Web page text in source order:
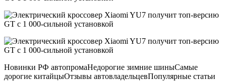
Новинки РФ автопромаНедорогие зимние шиныСамые
дорогие китайцыОтзывы автовладельцевПопулярные статьи